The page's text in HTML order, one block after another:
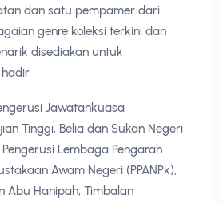
dan satu pempamer dari
genre koleksi terkini dan
disediakan untuk
Jawatankuasa
Tinggi, Belia dan Sukan Negeri
Lembaga Pengarah
Awam Negeri (PPANPk),
Abu Hanipah; Timbalan